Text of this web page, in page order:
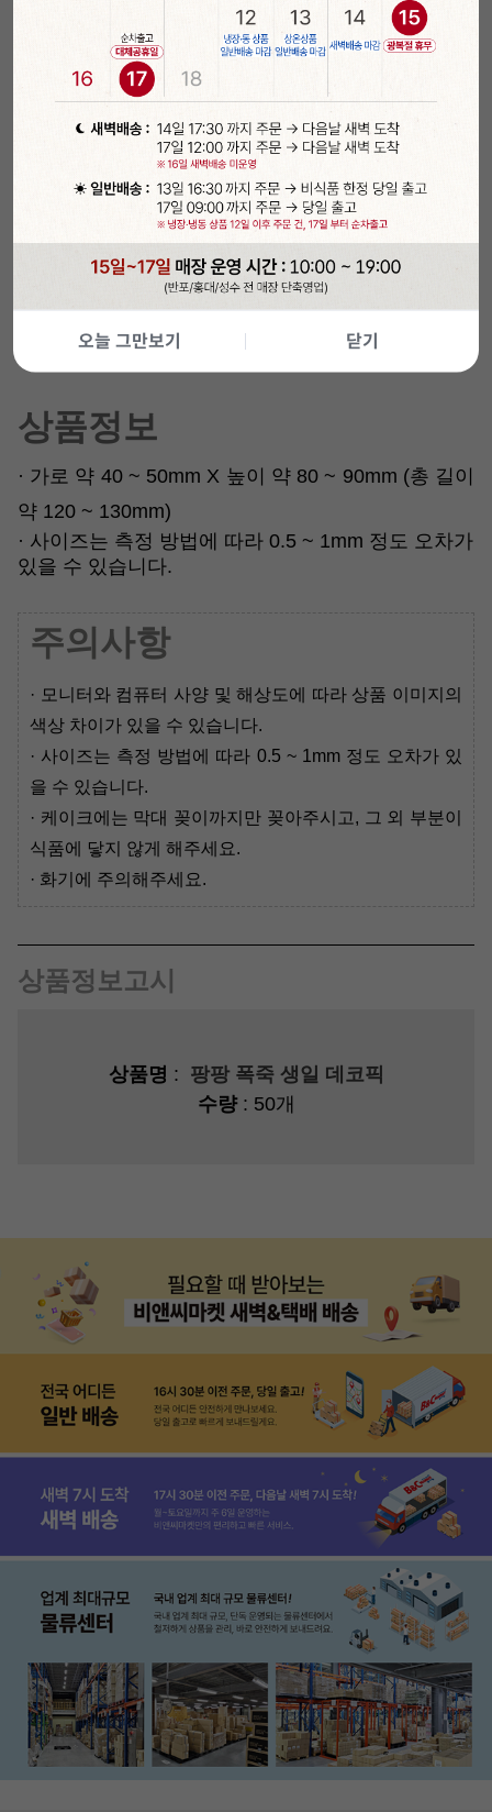
오늘 그만보기 닫기
상품정보
· 가로 약 40 ~ 50mm X 높이 약 80 ~ 90mm (총 길이
약 120 ~ 130mm)
· 사이즈는 측정 방법에 따라 0.5 ~ 1mm 정도 오차가
있을 수 있습니다.
주의사항
· 모니터와 컴퓨터 사양 및 해상도에 따라 상품 이미지의
색상 차이가 있을 수 있습니다.
· 사이즈는 측정 방법에 따라 0.5 ~ 1mm 정도 오차가 있
을 수 있습니다.
· 케이크에는 막대 꽂이까지만 꽂아주시고, 그 외 부분이
식품에 닿지 않게 해주세요.
· 화기에 주의해주세요.
상품정보고시
상품명 : 팡팡 폭죽 생일 데코픽
수량: 50개